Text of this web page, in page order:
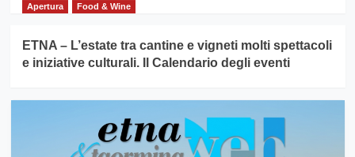
Apertura Food & Wine
ETNA – L’estate tra cantine e vigneti molti spettacoli
e iniziative culturali. Il Calendario degli eventi